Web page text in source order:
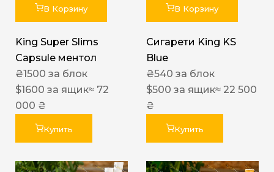
В Корзину
King Super Slims
Capsule ментол
₴1500 за блок
$1600 за ящик≈ 72
000 ₴
Купить
В Корзину
Сигарети King KS
Blue
₴540 за блок
$500 за ящик≈ 22 500
₴
Купить